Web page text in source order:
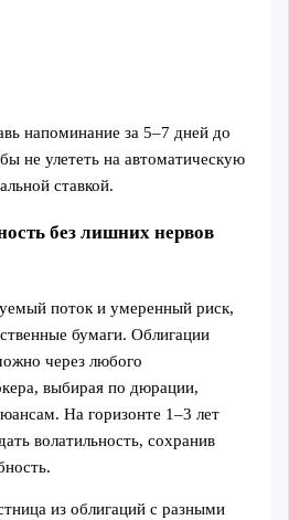
напоминание за 5–7 дней до
не улететь на автоматическую
ставкой.
без лишних нервов
поток и умеренный риск,
бумаги. Облигации
через любого
выбирая по дюрации,
На горизонте 1–3 лет
волатильность, сохранив
из облигаций с разными